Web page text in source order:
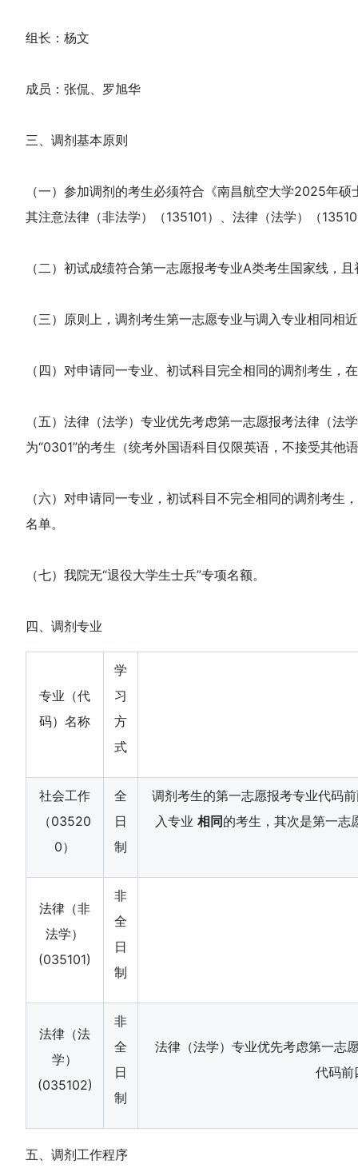
组长：杨文
成员：张侃、罗旭华
三、调剂基本原则
（一）参加调剂的考生必须符合《南昌航空大学2025年
其注意法律（非法学）（135101）、法律（法学）（
（二）初试成绩符合第一志愿报考专业A类考生国家线，
（三）原则上，调剂考生第一志愿专业与调入专业相同相
（四）对申请同一专业、初试科目完全相同的调剂考生
（五）法律（法学）专业优先考虑第一志愿报考法律（
为“0301”的考生（统考外国语科目仅限英语，不接受其
（六）对申请同一专业，初试科目不完全相同的调剂考
名单。
（七）我院无“退役大学生士兵”专项名额。
四、调剂专业
专业（代
码）名称
学
习
方
式
社会工作
（03520
0）
全
日
制
调剂考生的第一志愿报考专业代码
入专业 相同的考生，其次是第一志
法律（非
法学）
(035101)
非
全
日
制
法律（法
学）
(035102)
非
全
日
制
法律（法学）专业优先考虑第一志
代码
五、调剂工作程序